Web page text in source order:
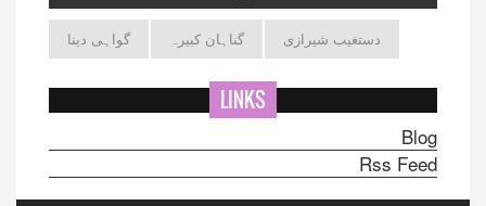
گواہی دینا گناہان کبیرہ دستغیب شیرازی
LINKS
Blog
Rss Feed